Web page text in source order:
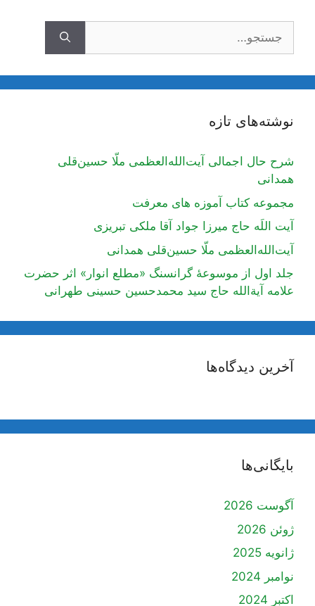
نوشته‌های تازه
شرح حال اجمالی آیت‌الله‌العظمی ملّا حسین‌قلی
همدانی
مجموعه کتاب آموزه های معرفت
آیت اللَه حاج میرزا جواد آقا ملکی تبریزی
آیت‌الله‌العظمی ملّا حسین‌قلی همدانی
جلد اول از موسوعۀ گرانسنگ «مطلع انوار» اثر حضرت
علامه آیة‌الله حاج سید محمدحسین حسینی طهرانی
آخرین دیدگاه‌ها
بایگانی‌ها
آگوست 2026
ژوئن 2026
ژانویه 2025
نوامبر 2024
اکتبر 2024